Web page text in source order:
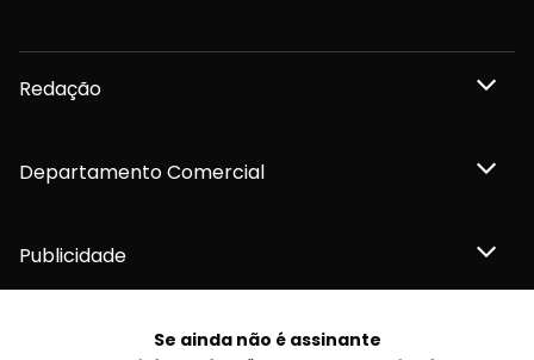
Se ainda não é assinante
Redação
Departamento Comercial
Publicidade